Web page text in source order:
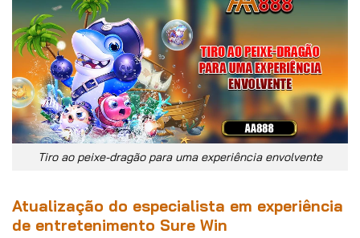
Tiro ao peixe-dragão para uma experiência envolvente
Atualização do especialista em experiência
de entretenimento Sure Win